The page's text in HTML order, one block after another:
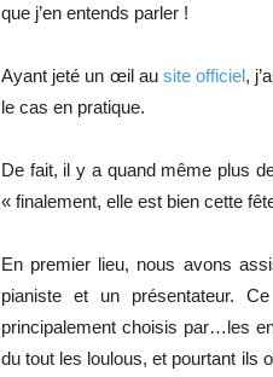
que j’en entends parler !
Ayant jeté un œil au site officiel,
le cas en pratique.
De fait, il y a quand même plus
« finalement, elle est bien cette
En premier lieu, nous avons
pianiste et un présentateur.
principalement choisis par…les
du tout les loulous, et pourtant ils